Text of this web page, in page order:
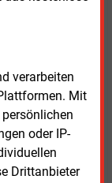
verarbeiten
Mit
oder IP-
Drittanbieter
Tonne.